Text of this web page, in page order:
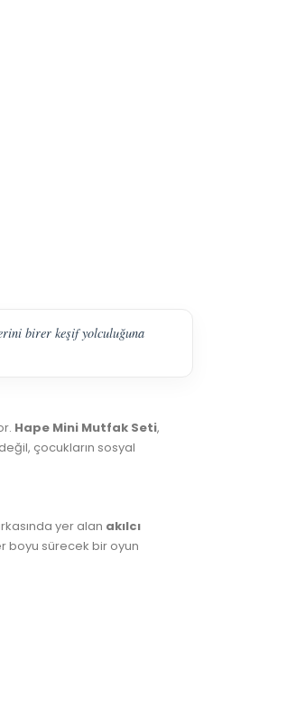
birer keşif yolculuğuna
Hape Mini Mutfak Seti,
çocukların sosyal
yer alan akılcı
boyu sürecek bir oyun